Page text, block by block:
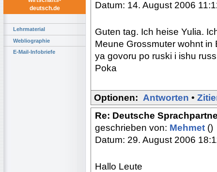
deutsch.de
Lehrmaterial
Webliographie
E-Mail-Infobriefe
Datum: 14. August 2006
Guten tag. Ich heise Yulia.
Meune Grossmuter wohnt in
ya govoru po ruski i ishu
Poka
Optionen: Antworten •
Re: Deutsche
geschrieben von: Mehmet ()
Datum: 29. August 2006
Hallo Leute